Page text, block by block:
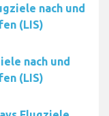
nach und
(LIS)
nach und
(LIS)